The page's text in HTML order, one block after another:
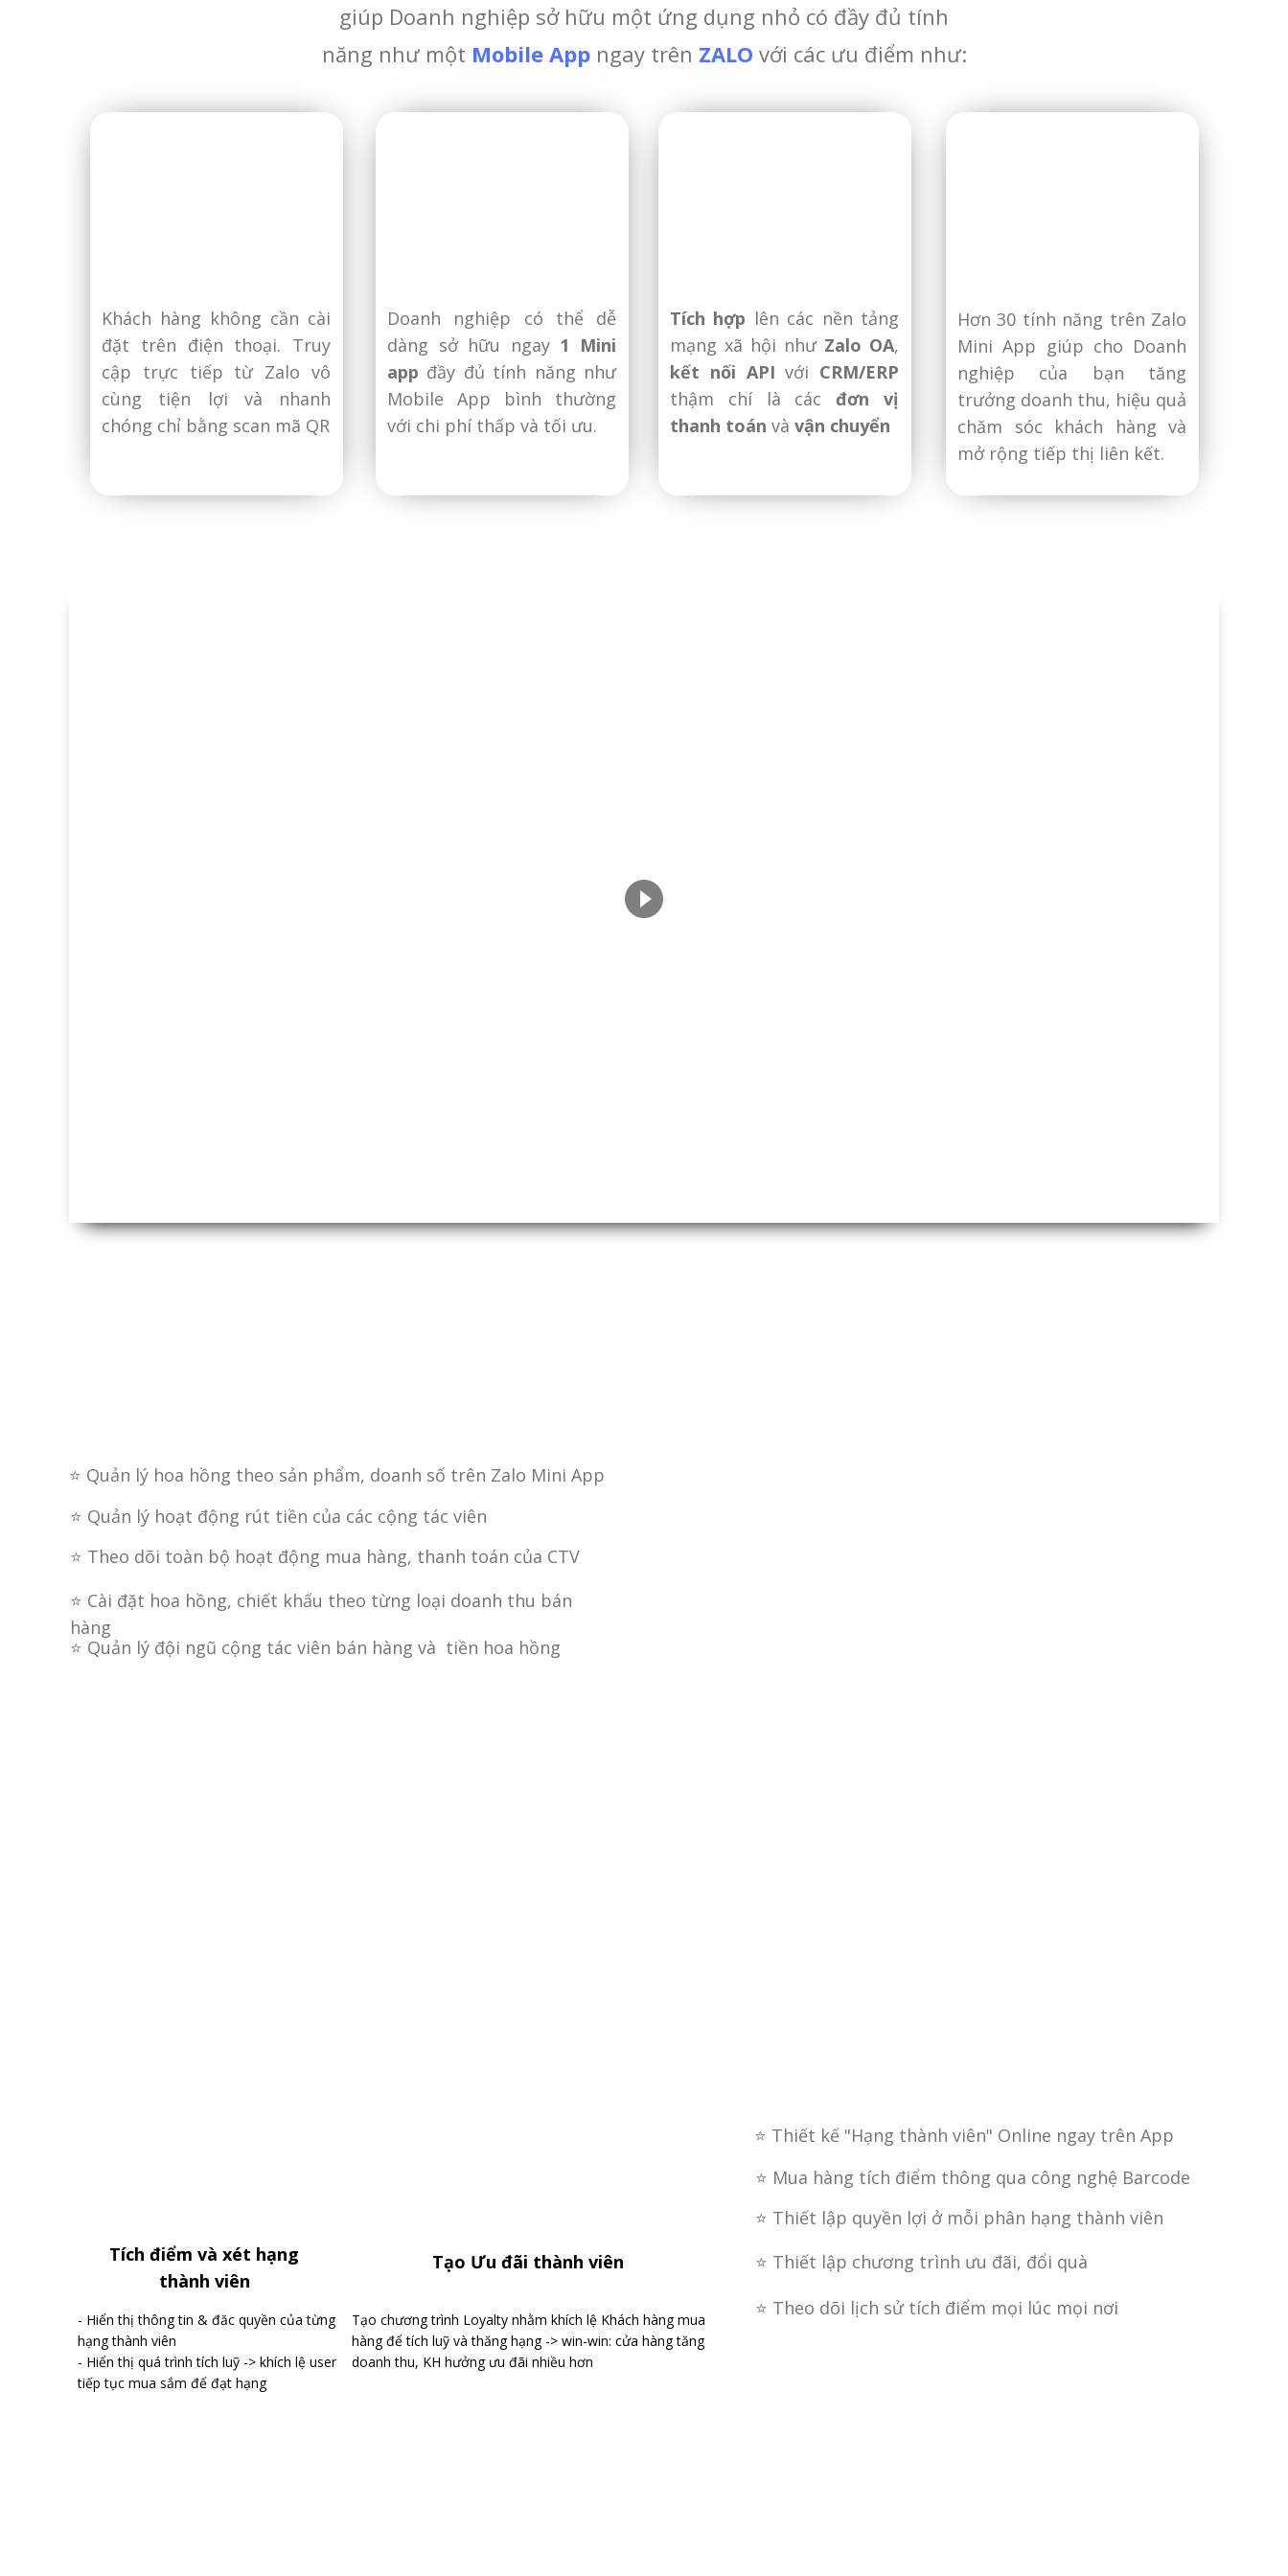
giúp Doanh nghiệp sở hữu một ứng dụng nhỏ có đầy đủ tính
năng như một Mobile App ngay trên ZALO với các ưu điểm như:
Khách hàng không cần cài
đặt trên điện thoại. Truy
cập trực tiếp từ Zalo vô
cùng tiện lợi và nhanh
chóng chỉ bằng scan mã QR
Doanh nghiệp có thể dễ
dàng sở hữu ngay 1 Mini
app đầy đủ tính năng như
Mobile App bình thường
với chi phí thấp và tối ưu.
Tích hợp lên các nền tảng
mạng xã hội như Zalo OA,
kết nối API với CRM/ERP
thậm chí là cácđơn vị
thanh toán vàvận chuyển
Hơn 30 tính năng trên Zalo
Mini App giúp cho Doanh
nghiệp của bạn tăng
trưởng doanh thu, hiệu quả
chăm sóc khách hàng và
mở rộng tiếp thị liên kết.
⭐ Quản lý hoa hồng theo sản phẩm, doanh số trên Zalo Mini App
⭐ Quản lý hoạt động rút tiền của các cộng tác viên
⭐ Theo dõi toàn bộ hoạt động mua hàng, thanh toán của CTV
⭐ Cài đặt hoa hồng, chiết khấu theo từng loại doanh thu bán
hàng
⭐ Quản lý đội ngũ cộng tác viên bán hàng và tiền hoa hồng
⭐ Thiết kế "Hạng thành viên" Online ngay trên App
⭐ Mua hàng tích điểm thông qua công nghệ Barcode
⭐ Thiết lập quyền lợi ở mỗi phân hạng thành viên
⭐ Thiết lập chương trình ưu đãi, đổi quà
⭐ Theo dõi lịch sử tích điểm mọi lúc mọi nơi
Tạo Ưu đãi thành viên
Tạo chương trình Loyalty nhằm khích lệ Khách hàng mua
hàng để tích luỹ và thăng hạng -> win-win: cửa hàng tăng
doanh thu, KH hưởng ưu đãi nhiều hơn
Tích điểm và xét hạng
thành viên
- Hiển thị thông tin & đăc quyền của từng
hạng thành viên
- Hiển thị quá trình tích luỹ -> khích lệ user
tiếp tục mua sắm để đạt hạng